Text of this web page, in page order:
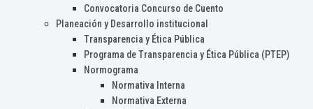
Convocatoria Concurso de Cuento
Planeación y Desarrollo institucional
Transparencia y Ética Pública
Programa de Transparencia y Ética Pública (PTEP)
Normograma
Normativa Interna
Normativa Externa